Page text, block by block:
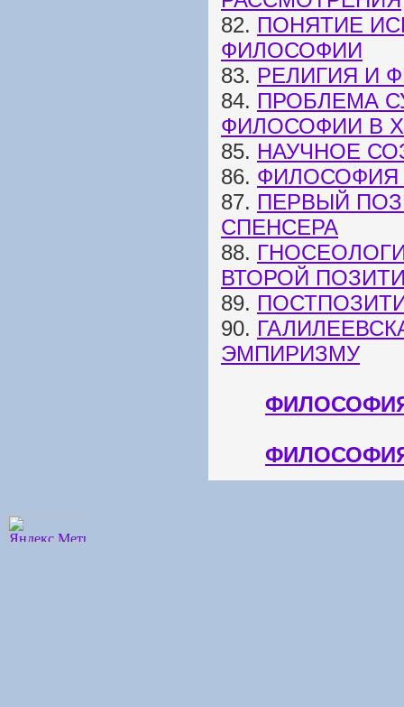
82. ПОНЯТИЕ
ФИЛОСОФИИ
83. РЕЛИГИЯ И
84. ПРОБЛЕМА
ФИЛОСОФИИ В
85. НАУЧНОЕ
86. ФИЛОСОФИЯ
87. ПЕРВЫЙ
СПЕНСЕРА
88.
ВТОРОЙ
89.
90.
ЭМПИРИЗМУ